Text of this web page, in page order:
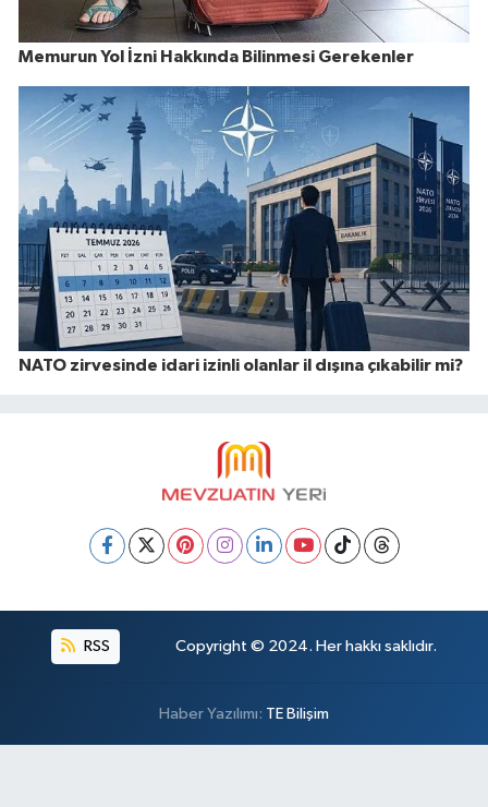
Memurun Yol İzni Hakkında Bilinmesi Gerekenler
NATO zirvesinde idari izinli olanlar il dışına çıkabilir mi?
RSS Copyright © 2024. Her hakkı saklıdır.
Haber Yazılımı: TE Bilişim